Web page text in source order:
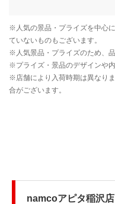
namcoアピタ稲沢店